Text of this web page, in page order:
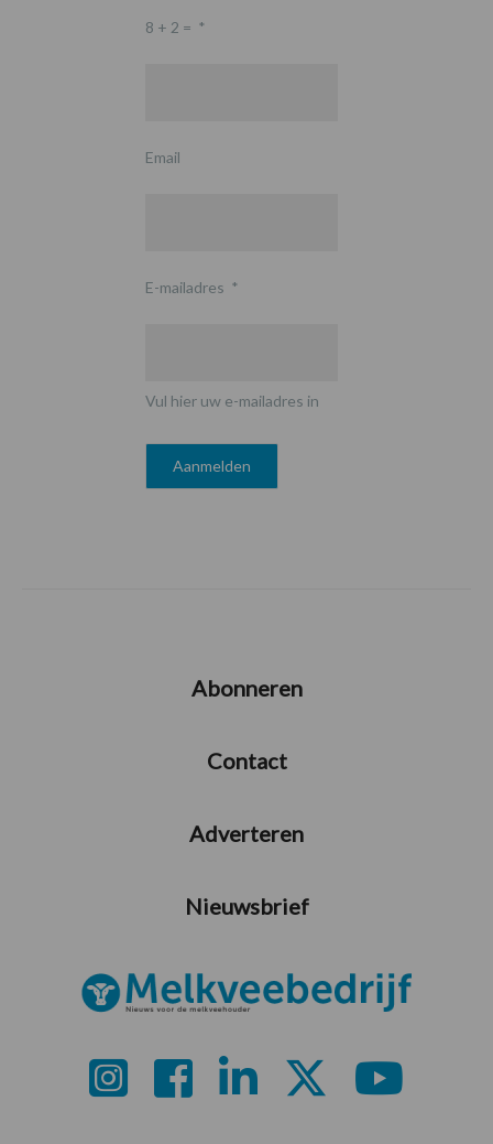
8 + 2 = *
Email
E-mailadres *
Vul hier uw e-mailadres in
Abonneren
Contact
Adverteren
Nieuwsbrief